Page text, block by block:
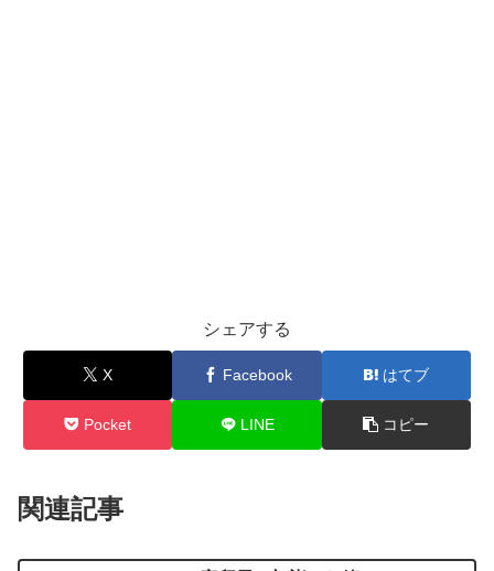
シェアする
X Facebook はてブ
Pocket LINE コピー
関連記事